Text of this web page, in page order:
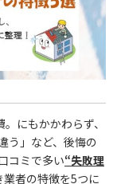
にもかかわらず、
う」など、後悔の
コミで多い“失敗理
者の特徴を5つに